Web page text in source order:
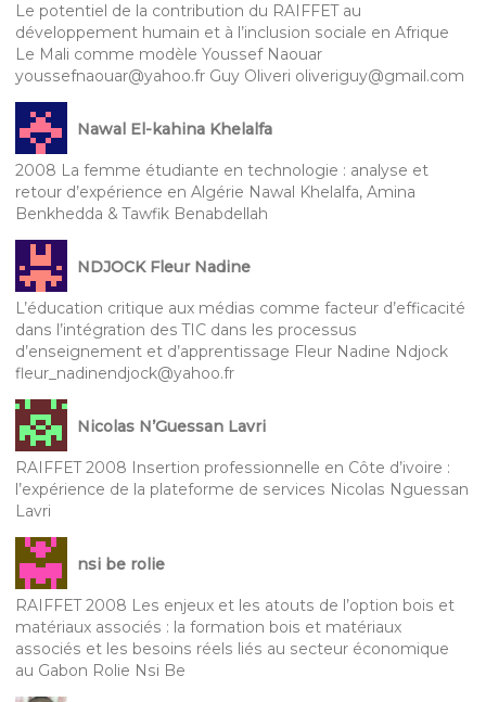
Le potentiel de la contribution du RAIFFET au
développement humain et à l’inclusion sociale en Afrique
Le Mali comme modèle Youssef Naouar
youssefnaouar@yahoo.fr Guy Oliveri oliveriguy@gmail.com
Nawal El-kahina Khelalfa
2008 La femme étudiante en technologie : analyse et
retour d’expérience en Algérie Nawal Khelalfa, Amina
Benkhedda & Tawfik Benabdellah
NDJOCK Fleur Nadine
L’éducation critique aux médias comme facteur d’efficacité
dans l’intégration des TIC dans les processus
d’enseignement et d’apprentissage Fleur Nadine Ndjock
fleur_nadinendjock@yahoo.fr
Nicolas N’Guessan Lavri
RAIFFET 2008 Insertion professionnelle en Côte d’ivoire :
l’expérience de la plateforme de services Nicolas Nguessan
Lavri
nsi be rolie
RAIFFET 2008 Les enjeux et les atouts de l’option bois et
matériaux associés : la formation bois et matériaux
associés et les besoins réels liés au secteur économique
au Gabon Rolie Nsi Be